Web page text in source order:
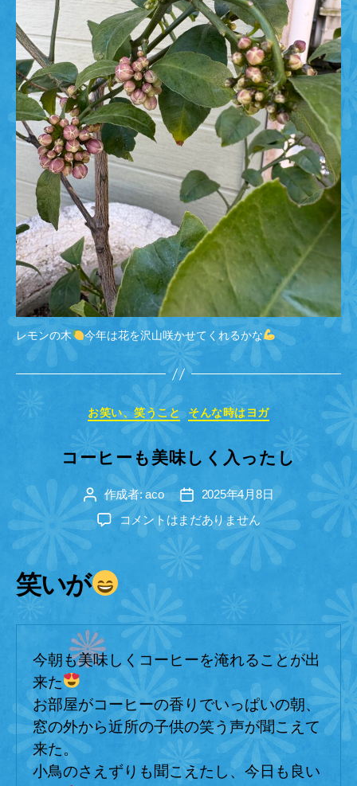
レモンの木 今年は花を沢山咲かせてくれるかな
カ
テ
ゴ
ー
お笑い、笑うこと そんな時はヨガ
コーヒーも美味しく入ったし
投
稿
者
作成者:aco
投
稿
日
2025年4月8日
コ
美
味
し
く
入
っ
た
し
の
コメントはまだありません
笑いが
今朝も美味しくコーヒーを淹れることが出
来た
お部屋がコーヒーの香りでいっぱいの朝、
窓の外から近所の子供の笑う声が聞こえて
来た。
小鳥のさえずりも聞こえたし、今日も良い